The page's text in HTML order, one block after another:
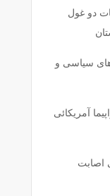
دو غول
سیاسی و
آمریکائی
اصابت